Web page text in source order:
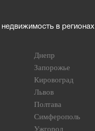
в регионах
Днепр
Запорожье
Кировоград
Львов
Полтава
Симферополь
Ужгород